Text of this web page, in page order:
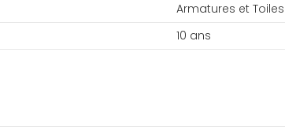
Armatures et
10 ans